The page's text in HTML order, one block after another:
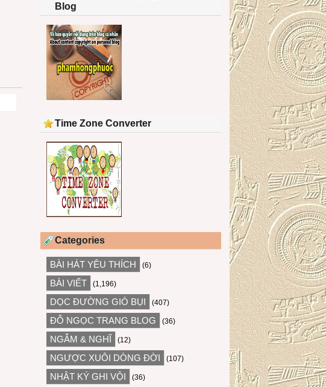
Blog
Time Zone Converter
Categories
BÀI HÁT YÊU THÍCH (6)
BÀI VIẾT (1,196)
DỌC ĐƯỜNG GIÓ BỤI (407)
ĐỖ NGỌC TRANG BLOG (36)
NGẪM & NGHĨ (12)
NGƯỢC XUÔI DÒNG ĐỜI (107)
NHẬT KÝ GHI VỘI (36)